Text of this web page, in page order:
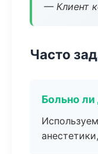
— Клиент
Часто
Больно ли